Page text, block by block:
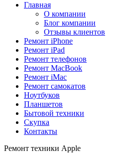
Главная
О компании
Блог компании
Отзывы клиентов
Ремонт iPhone
Ремонт iPad
Ремонт телефонов
Ремонт MacBook
Ремонт iMac
Ремонт самокатов
Ноутбуков
Планшетов
Бытовой техники
Скупка
Контакты
Ремонт техники Apple